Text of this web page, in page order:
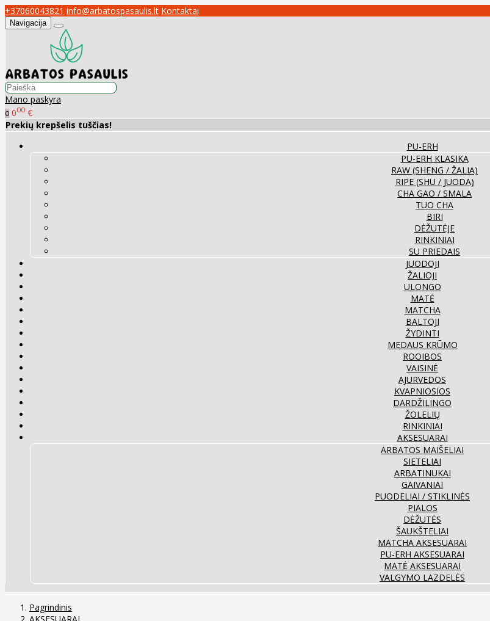
+37060043821 info@arbatospasaulis.lt Kontaktai
Navigacija
Mano paskyra
0 000 €
Prekių krepšelis tuščias!
PU-ERH
PU-ERH KLASIKA
RAW (SHENG / ŽALIA)
RIPE (SHU / JUODA)
CHA GAO / SMALA
TUO CHA
BIRI
DĖŽUTĖJE
RINKINIAI
SU PRIEDAIS
JUODOJI
ŽALIOJI
ULONGO
MATĖ
MATCHA
BALTOJI
ŽYDINTI
MEDAUS KRŪMO
ROOIBOS
VAISINĖ
AJURVEDOS
KVAPNIOSIOS
DARDŽILINGO
ŽOLELIŲ
RINKINIAI
AKSESUARAI
ARBATOS MAIŠELIAI
SIETELIAI
ARBATINUKAI
GAIVANIAI
PUODELIAI / STIKLINĖS
PIALOS
DĖŽUTĖS
ŠAUKŠTELIAI
MATCHA AKSESUARAI
PU-ERH AKSESUARAI
MATĖ AKSESUARAI
VALGYMO LAZDELĖS
Pagrindinis
AKSESUARAI